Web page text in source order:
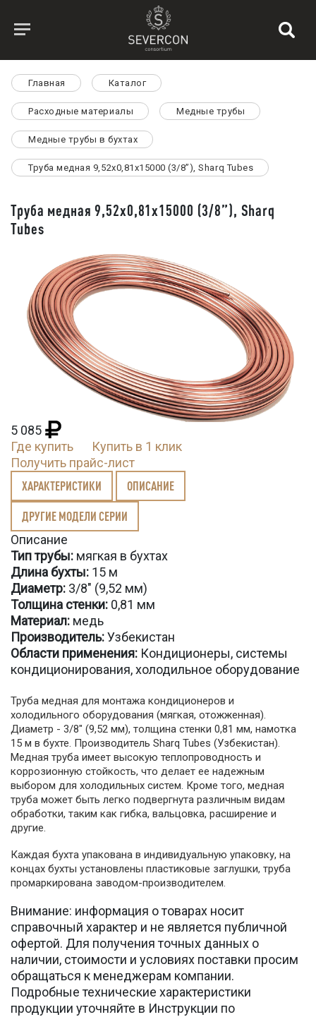
Главная Каталог
Расходные материалы Медные трубы
Медные трубы в бухтах
Труба медная 9,52х0,81х15000 (3/8”), Sharq Tubes
Труба медная 9,52х0,81х15000 (3/8”), Sharq
Tubes
5 085
Где купить
Купить в 1 клик
Получить прайс-лист
ХАРАКТЕРИСТИКИ ОПИСАНИЕ
ДРУГИЕ МОДЕЛИ СЕРИИ
Описание
Тип трубы: мягкая в бухтах
Длина бухты: 15 м
Диаметр: 3/8" (9,52 мм)
Толщина стенки: 0,81 мм
Материал: медь
Производитель:Узбекистан
Области применения: Кондиционеры, системы
кондиционирования, холодильное оборудование
Труба медная для монтажа кондиционеров и
холодильного оборудования (мягкая, отожженная).
Диаметр - 3/8" (9,52 мм), толщина стенки 0,81 мм, намотка
15 м в бухте. Производитель Sharq Tubes (Узбекистан).
Медная труба имеет высокую теплопроводность и
коррозионную стойкость, что делает ее надежным
выбором для холодильных систем. Кроме того, медная
труба может быть легко подвергнута различным видам
обработки, таким как гибка, вальцовка, расширение и
другие.
Каждая бухта упакована в индивидуальную упаковку, на
концах бухты установлены пластиковые заглушки, труба
промаркирована заводом-производителем.
Внимание: информация о товарах носит
справочный характер и не является публичной
офертой. Для получения точных данных о
наличии, стоимости и условиях поставки просим
обращаться к менеджерам компании.
Подробные технические характеристики
продукции уточняйте в Инструкции по